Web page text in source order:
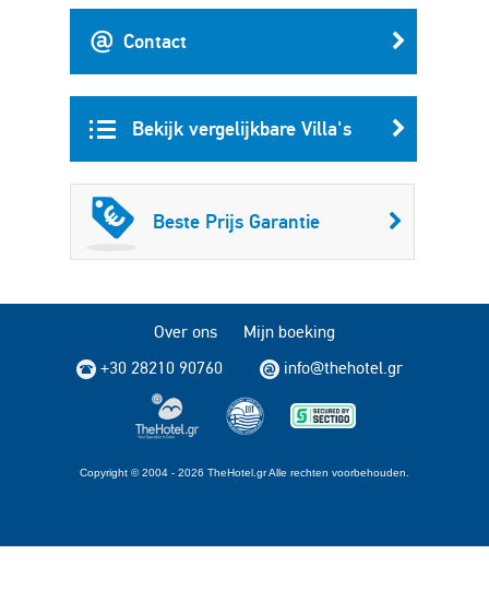
Contact
Bekijk vergelijkbare Villa's
Beste Prijs Garantie
Over ons
Mijn boeking
+30 28210 90760
info@thehotel.gr
Copyright © 2004 - 2026 TheHotel.gr Alle rechten voorbehouden.